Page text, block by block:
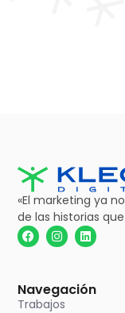
«El marketing ya
de las historias
Navegación
Trabajos